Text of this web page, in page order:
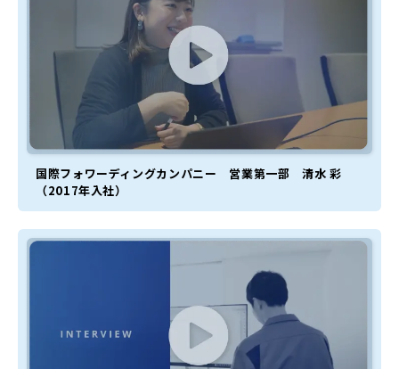
国際フォワーディングカンパニー 営業第一部 清水 彩
（2017年入社）